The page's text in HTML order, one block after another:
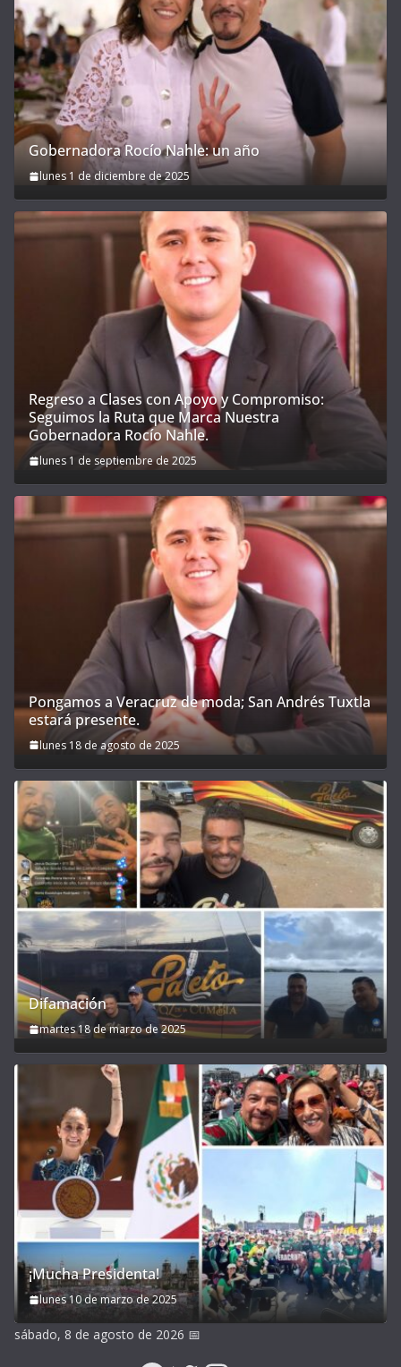
Gobernadora Rocío Nahle: un año
lunes 1 de diciembre de 2025
Regreso a Clases con Apoyo y Compromiso:
Seguimos la Ruta que Marca Nuestra
Gobernadora Rocío Nahle.
lunes 1 de septiembre de 2025
Pongamos a Veracruz de moda; San Andrés Tuxtla
estará presente.
lunes 18 de agosto de 2025
Difamación
martes 18 de marzo de 2025
¡Mucha Presidenta!
lunes 10 de marzo de 2025
sábado, 8 de agosto de 2026 📅